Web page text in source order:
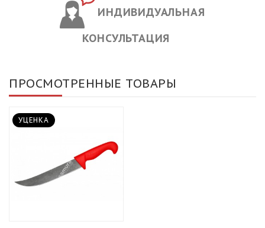
ИНДИВИДУАЛЬНАЯ
КОНСУЛЬТАЦИЯ
ПРОСМОТРЕННЫЕ ТОВАРЫ
УЦЕНКА